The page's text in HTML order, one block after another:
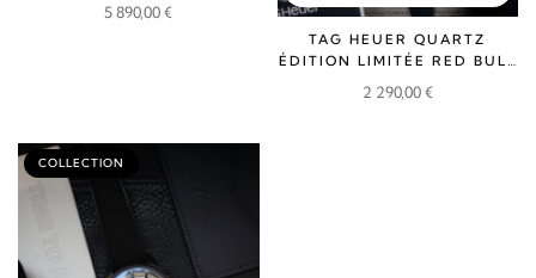
5 890,00€
TAG HEUER QUARTZ
ÉDITION LIMITÉE RED BULL
RACING
2 290,00€
COLLECTION